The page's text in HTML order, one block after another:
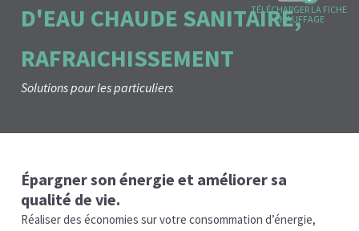
D'EAU CHAUDE SANITAIRE,
RAFRAICHISSEMENT
Solutions pour les particuliers
TÉLÉCHARGER LA FICHE
CHAUFFAGE
Épargner son énergie et améliorer sa
qualité de vie.
Réaliser des économies sur votre consommation d’énergie,